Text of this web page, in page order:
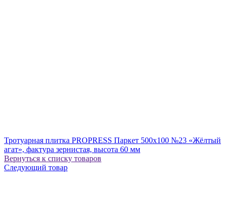
Тротуарная плитка PROPRESS Паркет 500х100 №23 «Жёлтый
агат», фактура зернистая, высота 60 мм
Вернуться к списку товаров
Следующий товар